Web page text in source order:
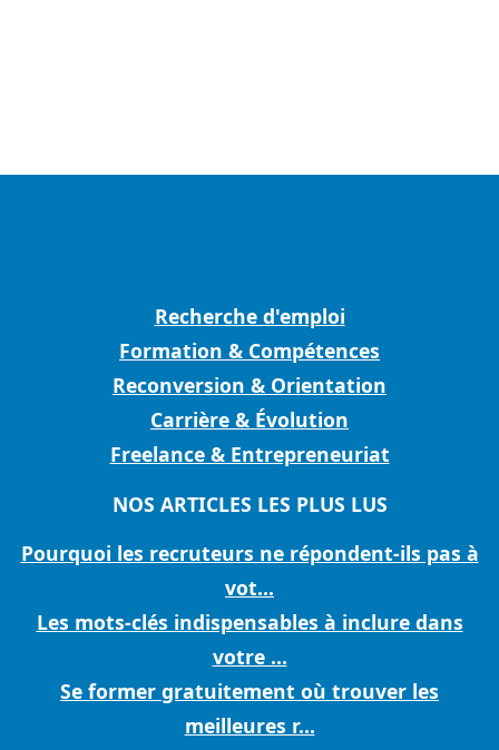
Recherche d'emploi
Formation & Compétences
Reconversion & Orientation
Carrière & Évolution
Freelance & Entrepreneuriat
NOS ARTICLES LES PLUS LUS
Pourquoi les recruteurs ne répondent-ils pas à
vot...
Les mots-clés indispensables à inclure dans
votre ...
Se former gratuitement où trouver les
meilleures r...